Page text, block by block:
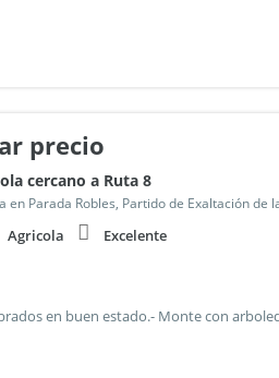
precio
cercano a Ruta 8
en Parada Robles, Partido de Exaltación de
Agricola Excelente